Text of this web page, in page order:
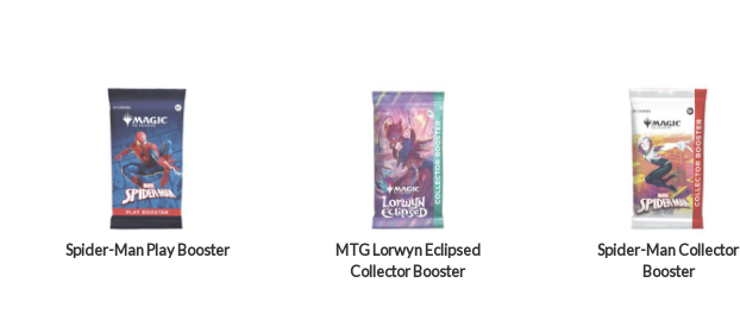
Spider-Man Play Booster
MTG Lorwyn Eclipsed
Collector Booster
Spider-Man Collector
Booster